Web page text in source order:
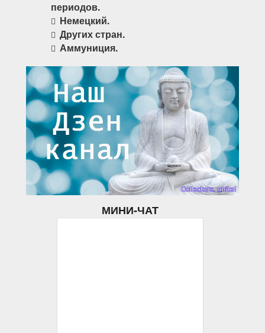
периодов.
Немецкий.
Других стран.
Аммуниция.
МИНИ-ЧАТ